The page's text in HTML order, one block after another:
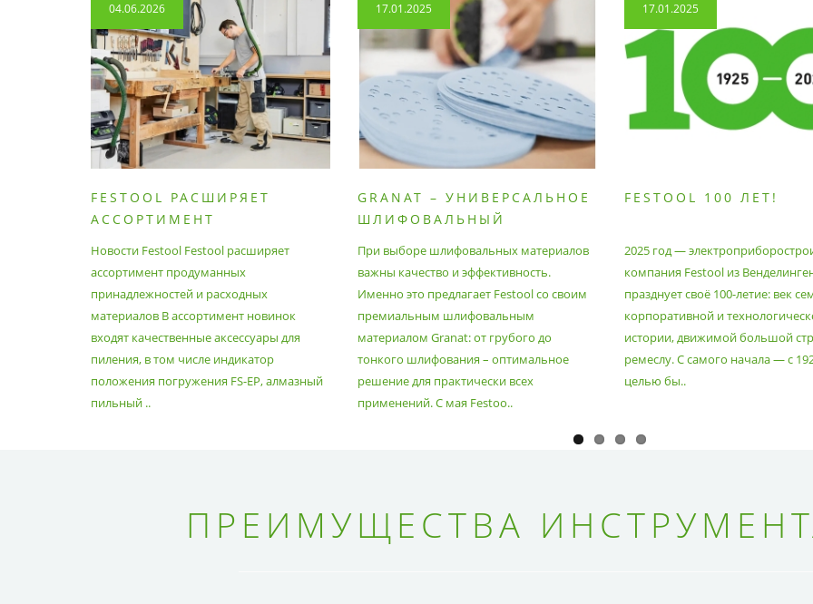
04.06.2026
FESTOOL РАСШИРЯЕТ
АССОРТИМЕНТ
ПРИНАДЛЕЖНОСТЕЙ И
РАСХОДНЫХ МАТЕРИАЛОВ
Новости Festool Festool расширяет
ассортимент продуманных
принадлежностей и расходных
материалов В ассортимент новинок
входят качественные аксессуары для
пиления, в том числе индикатор
положения погружения FS-EP, алмазный
пильный ..
17.01.2025
GRANAT – УНИВЕРСАЛЬНОЕ
ШЛИФОВАЛЬНЫЙ
При выборе шлифовальных материалов
важны качество и эффективность.
Именно это предлагает Festool со своим
премиальным шлифовальным
материалом Granat: от грубого до
тонкого шлифования – оптимальное
решение для практически всех
применений. С мая Festoo..
17.01.2025
FESTOOL 100 ЛЕТ!
2025 год —
компания Festool из
празднует своё 100-летие: век
корпоративной и
истории, движимой большой
ремеслу. С самого начала — с
целью бы..
ПРЕИМУЩЕСТВА ИНСТРУМЕНТА